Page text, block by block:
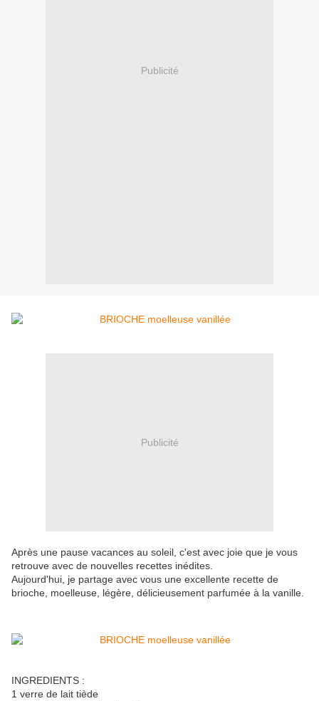
Publicité
Publicité
Après une pause vacances au soleil, c'est avec joie que je vous
retrouve avec de nouvelles recettes inédites.
Aujourd'hui, je partage avec vous une excellente recette de
brioche, moelleuse, légère, délicieusement parfumée à la vanille.
INGREDIENTS :
1 verre de lait tiède